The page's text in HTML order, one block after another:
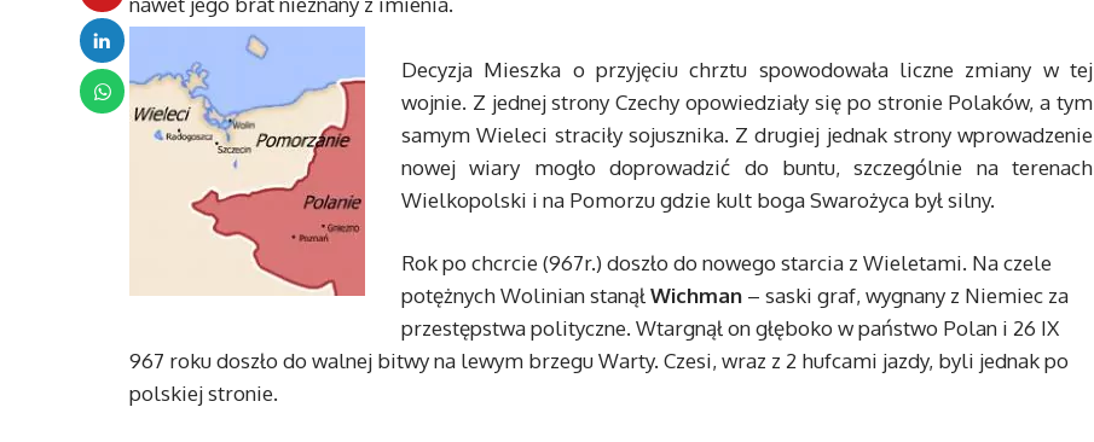
Decyzja Mieszka o przyjęciu chrztu spowodowała liczne zmiany w tej
wojnie. Z jednej strony Czechy opowiedziały się po stronie Polaków, a tym
samym Wieleci straciły sojusznika. Z drugiej jednak strony wprowadzenie
nowej wiary mogło doprowadzić do buntu, szczególnie na terenach
Wielkopolski i na Pomorzu gdzie kult boga Swarożyca był silny.
Rok po chcrcie (967r.) doszło do nowego starcia z Wieletami. Na czele
potężnych Wolinian stanął Wichman – saski graf, wygnany z Niemiec za
przestępstwa polityczne. Wtargnął on głęboko w państwo Polan i 26 IX
967 roku doszło do walnej bitwy na lewym brzegu Warty. Czesi, wraz z 2 hufcami jazdy, byli jednak po
polskiej stronie.